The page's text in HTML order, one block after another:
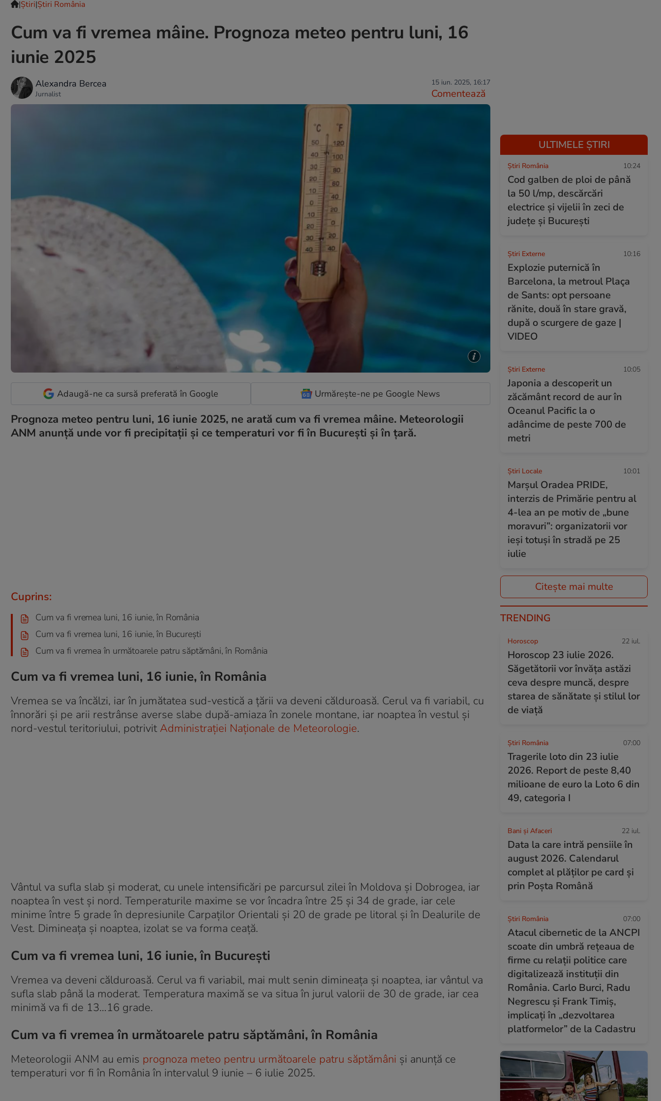
|Ştiri|Știri România
Cum va fi vremea mâine. Prognoza meteo pentru luni, 16
iunie 2025
Alexandra Bercea
Jurnalist
15 iun. 2025, 16:17
Comentează
Adaugă-ne ca sursă preferată în Google Urmărește-ne pe Google News
Prognoza meteo pentru luni, 16 iunie 2025, ne arată cum va fi vremea mâine. Meteorologii
ANM anunță unde vor fi precipitații și ce temperaturi vor fi în București și în țară.
Cuprins:
Cum va fi vremea luni, 16 iunie, în România
Cum va fi vremea luni, 16 iunie, în București
Cum va fi vremea în următoarele patru săptămâni, în România
Cum va fi vremea luni, 16 iunie, în România
Vremea se va încălzi, iar în jumătatea sud-vestică a țării va deveni călduroasă. Cerul va fi variabil, cu
înnorări și pe arii restrânse averse slabe după-amiaza în zonele montane, iar noaptea în vestul și
nord-vestul teritoriului, potrivitAdministrației Naționale de Meteorologie.
Vântul va sufla slab și moderat, cu unele intensificări pe parcursul zilei în Moldova și Dobrogea, iar
noaptea în vest și nord. Temperaturile maxime se vor încadra între 25 și 34 de grade, iar cele
minime între 5 grade în depresiunile Carpaților Orientali și 20 de grade pe litoral și în Dealurile de
Vest. Dimineața și noaptea, izolat se va forma ceață.
Cum va fi vremea luni, 16 iunie, în București
Vremea va deveni călduroasă. Cerul va fi variabil, mai mult senin dimineața și noaptea, iar vântul va
sufla slab până la moderat. Temperatura maximă se va situa în jurul valorii de 30 de grade, iar cea
minimă va fi de 13…16 grade.
Cum va fi vremea în următoarele patru săptămâni, în România
Meteorologii ANM au emis prognoza meteo pentru următoarele patru săptămâni și anunță ce
temperaturi vor fi în România în intervalul 9 iunie – 6 iulie 2025.
ULTIMELE ȘTIRI
Știri România 10:24
Cod galben de ploi de până
la 50 l/mp, descărcări
electrice și vijelii în zeci de
județe și București
Știri Externe 10:16
Explozie puternică în
Barcelona, la metroul Plaça
de Sants: opt persoane
rănite, două în stare gravă,
după o scurgere de gaze |
VIDEO
Știri Externe 10:05
Japonia a descoperit un
zăcământ record de aur în
Oceanul Pacific la o
adâncime de peste 700 de
metri
Știri Locale 10:01
Marșul Oradea PRIDE,
interzis de Primărie pentru al
4-lea an pe motiv de „bune
moravuri”: organizatorii vor
ieși totuși în stradă pe 25
iulie
Citește mai multe
TRENDING
Horoscop 22 iul.
Horoscop 23 iulie 2026.
Săgetătorii vor învăța astăzi
ceva despre muncă, despre
starea de sănătate și stilul lor
de viață
Știri România 07:00
Tragerile loto din 23 iulie
2026. Report de peste 8,40
milioane de euro la Loto 6 din
49, categoria I
Bani și Afaceri 22 iul.
Data la care intră pensiile în
august 2026. Calendarul
complet al plăților pe card și
prin Poșta Română
Știri România 07:00
Atacul cibernetic de la ANCPI
scoate din umbră rețeaua de
firme cu relații politice care
digitalizează instituții din
România. Carlo Burci, Radu
Negrescu și Frank Timiș,
implicați în „dezvoltarea
platformelor” de la Cadastru